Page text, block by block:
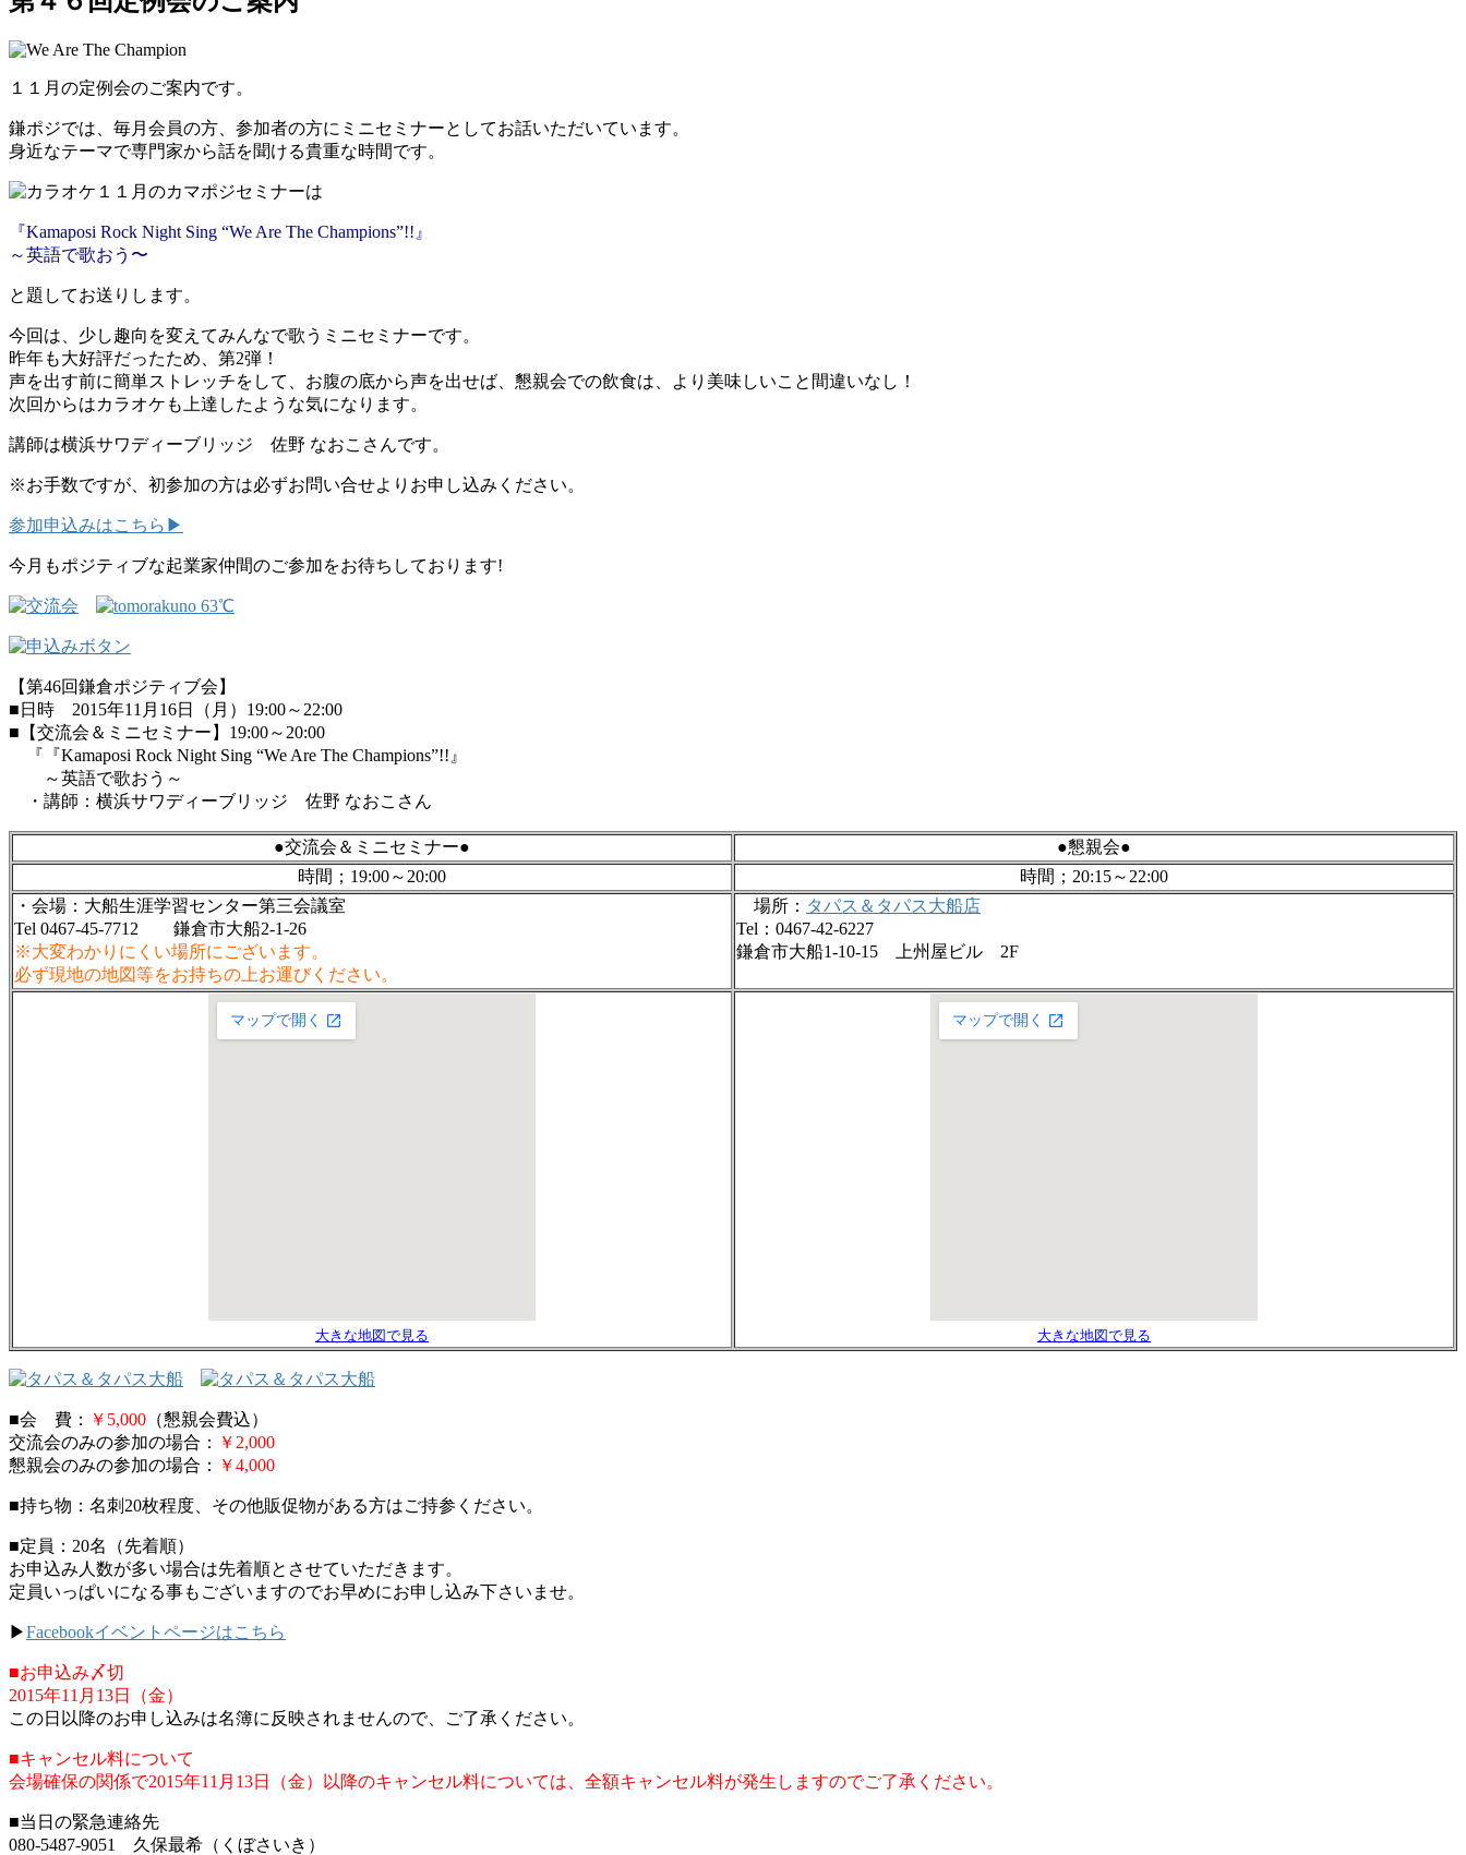
１１月の定例会のご案内です。
鎌ポジでは、毎月会員の方、参加者の方にミニセミナーとしてお話いただいています。
身近なテーマで専門家から話を聞ける貴重な時間です。
１１月のカマポジセミナーは
『Kamaposi Rock Night Sing “We Are The Champions”!!』
～英語で歌おう〜
と題してお送りします。
今回は、少し趣向を変えてみんなで歌うミニセミナーです。
昨年も大好評だったため、第2弾！
声を出す前に簡単ストレッチをして、お腹の底から声を出せば、懇親会での飲食は、より美味しいこと間違いなし！
次回からはカラオケも上達したような気になります。
講師は横浜サワディーブリッジ 佐野 なおこさんです。
※お手数ですが、初参加の方は必ずお問い合せよりお申し込みください。
参加申込みはこちら▶
今月もポジティブな起業家仲間のご参加をお待ちしております!
【第46回鎌倉ポジティブ会】
■日時 2015年11月16日（月）19:00～22:00
■【交流会＆ミニセミナー】19:00～20:00
『『Kamaposi Rock Night Sing “We Are The Champions”!!』
～英語で歌おう～
・講師：横浜サワディーブリッジ 佐野 なおこさん
●交流会＆ミニセミナー●
●懇親会●
時間；19:00～20:00
時間；20:15～22:00
・会場：大船生涯学習センター第三会議室
Tel 0467-45-7712 鎌倉市大船2-1-26
※大変わかりにくい場所にございます。
必ず現地の地図等をお持ちの上お運びください。
場所： タパス＆タパス大船店
Tel：0467-42-6227
鎌倉市大船1-10-15 上州屋ビル 2F
大きな地図で見る 大きな地図で見る
■会 費： ￥5,000 （懇親会費込）
交流会のみの参加の場合：
￥2,000
懇親会のみの参加の場合：
￥4,000
■持ち物：名刺20枚程度、その他販促物がある方はご持参ください。
■定員：20名（先着順）
お申込み人数が多い場合は先着順とさせていただきます。
定員いっぱいになる事もございますのでお早めにお申し込み下さいませ。
▶Facebookイベントページはこちら
■お申込み〆切
2015年11月13日（金）
この日以降のお申し込みは名簿に反映されませんので、ご了承ください。
■キャンセル料について
会場確保の関係で2015年11月13日（金）以降のキャンセル料については、全額キャンセル料が発生しますのでご了承ください。
■当日の緊急連絡先
080-5487-9051 久保最希（くぼさいき）